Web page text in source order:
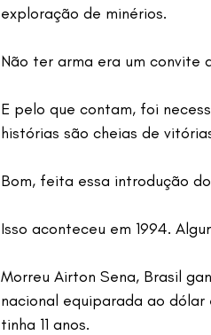
exploração de minérios.
Não ter arma era um convite
E pelo que contam, foi
histórias são cheias de
Bom, feita essa introdução
Isso aconteceu em 1994.
Morreu Airton Sena, Brasil
nacional equiparada ao
tinha 11 anos.